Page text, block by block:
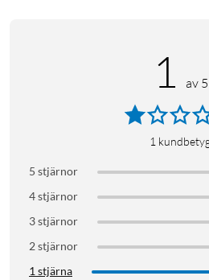
1 av 5
1
5 stjärnor
4 stjärnor
3 stjärnor
2 stjärnor
1 stjärna